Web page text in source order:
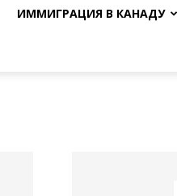
ИММИГРАЦИЯ В КАНАДУ